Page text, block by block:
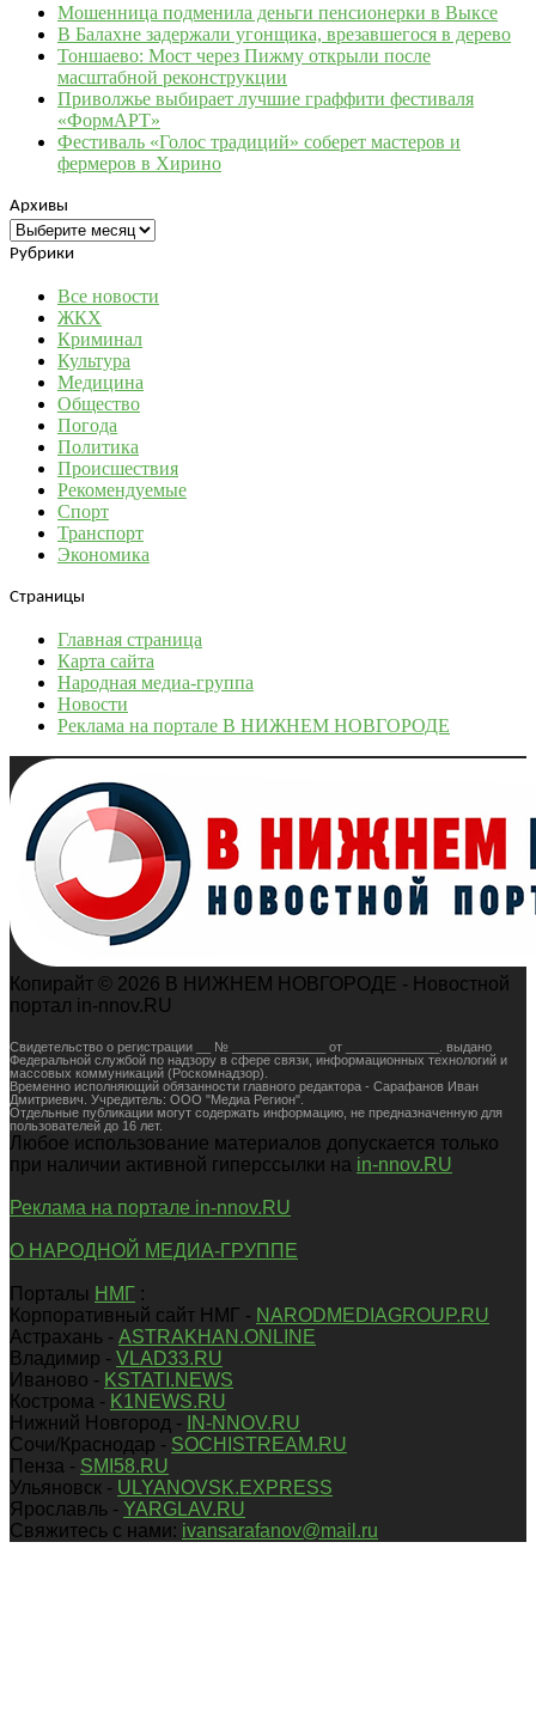
Мошенница подменила деньги пенсионерки в Выксе
В Балахне задержали угонщика, врезавшегося в дерево
Тоншаево: Мост через Пижму открыли после
масштабной реконструкции
Приволжье выбирает лучшие граффити фестиваля
«ФормАРТ»
Фестиваль «Голос традиций» соберет мастеров и
фермеров в Хирино
Архивы
Архивы
Рубрики
Все новости
ЖКХ
Криминал
Культура
Медицина
Общество
Погода
Политика
Происшествия
Рекомендуемые
Спорт
Транспорт
Экономика
Страницы
Главная страница
Карта сайта
Народная медиа-группа
Новости
Реклама на портале В НИЖНЕМ НОВГОРОДЕ
Копирайт © 2026 В НИЖНЕМ НОВГОРОДЕ - Новостной
портал in-nnov.RU
Свидетельство о регистрации __ № _____________ от _____________. выдано
Федеральной службой по надзору в сфере связи, информационных технологий и
массовых коммуникаций (Роскомнадзор).
Временно исполняющий обязанности главного редактора - Сарафанов Иван
Дмитриевич. Учредитель: ООО "Медиа Регион".
Отдельные публикации могут содержать информацию, не предназначенную для
пользователей до 16 лет.
Любое использование материалов допускается только
при наличии активной гиперссылки на in-nnov.RU
Реклама на портале in-nnov.RU
О НАРОДНОЙ МЕДИА-ГРУППЕ
Порталы НМГ :
Корпоративный сайт НМГ - NARODMEDIAGROUP.RU
Астрахань - ASTRAKHAN.ONLINE
Владимир - VLAD33.RU
Иваново - KSTATI.NEWS
Кострома - K1NEWS.RU
Нижний Новгород -
IN-NNOV.RU
Сочи/Краснодар - SOCHISTREAM.RU
Пенза - SMI58.RU
Ульяновск - ULYANOVSK.EXPRESS
Ярославль - YARGLAV.RU
Свяжитесь с нами: ivansarafanov@mail.ru